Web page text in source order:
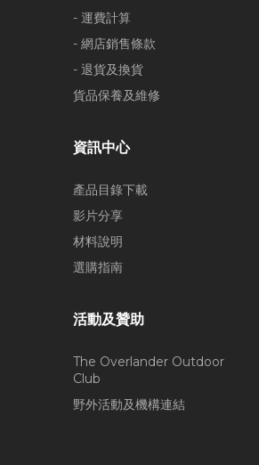
- 運費計算
- 網店銷售條款
- 退貨及換貨
貨品保養及維修
資訊中心
產品目錄下載
影片分享
材料說明
選購指南
活動及贊助
The Overlander Outdoor
Club
野外活動及機構連結